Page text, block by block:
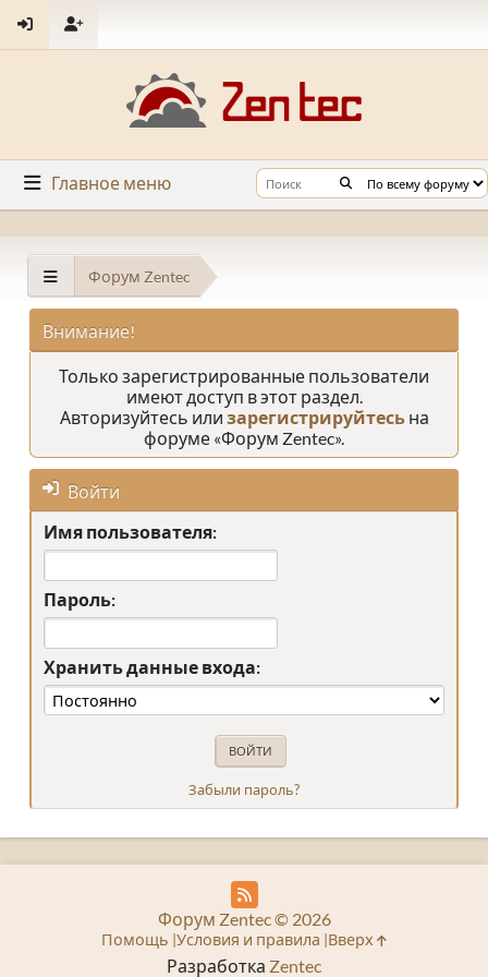
Главное меню
Форум Zentec
Внимание!
Только зарегистрированные пользователи
имеют доступ в этот раздел.
Авторизуйтесь или зарегистрируйтесьна
форуме «Форум Zentec».
Войти
Имя пользователя:
Пароль:
Хранить данные входа:
Забыли пароль?
Разработка Zentec
Форум Zentec © 2026
Помощь Условия и правила Вверх